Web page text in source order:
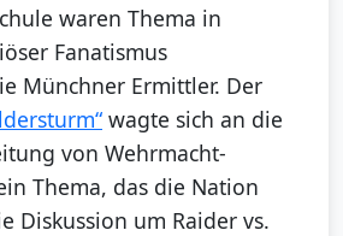
waren Thema in
Fanatismus
Münchner Ermittler. Der
wagte sich an die
von Wehrmacht-
Thema, das die Nation
Diskussion um Raider vs.